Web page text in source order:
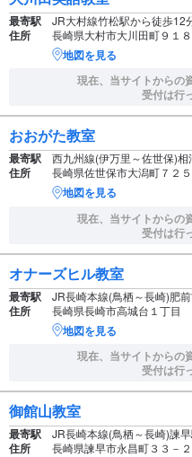
最寄駅 JR大村線竹松駅から徒歩12
住所 長崎県大村市大川田町９１
地図を見る
現在、当サイトからの
受付は行
おおがた教室
最寄駅 西九州線(伊万里～佐世保)
住所 長崎県佐世保市大潟町７２
地図を見る
現在、当サイトからの
受付は行
オナーズヒル教室
最寄駅 JR長崎本線(鳥栖～長崎)肥
住所 長崎県長崎市高城台１丁目
地図を見る
現在、当サイトからの
受付は行
御館山教室
最寄駅 JR長崎本線(鳥栖～長崎)諫
住所 長崎県諫早市永昌町３３－